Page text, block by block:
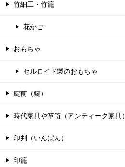
竹細工・竹籠
花かご
おもちゃ
セルロイド製のおもちゃ
錠前（鍵）
時代家具や箪笥（アンティーク家具）
印判（いんばん）
印籠